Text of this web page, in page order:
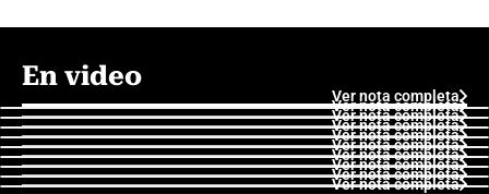
En video
Ver nota completa
Ver nota completa
Ver nota completa
Ver nota completa
Ver nota completa
Ver nota completa
Ver nota completa
Ver nota completa
Ver nota completa
Ver nota completa